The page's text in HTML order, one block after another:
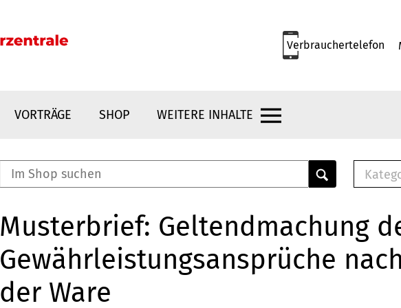
Verbrauchertelefon
VORTRÄGE SHOP WEITERE INHALTE
E-
Musterbrief: Geltendmachung
Gewährleistungsansprüche
der Ware